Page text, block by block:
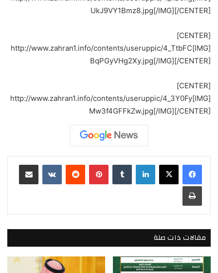
UkJ9VY1Bmz8.jpg[/IMG][/CENTER]
[CENTER]
[IMG]http://www.zahran1.info/contents/useruppic/4_TtbFC
BqPGyVHg2Xy.jpg[/IMG][/CENTER]
[CENTER]
[IMG]http://www.zahran1.info/contents/useruppic/4_3Y0Fy
Mw3f4GFFkZw.jpg[/IMG][/CENTER]
لينكدإن بينتيريست مشاركة عبر البريد
طباعة
مقالات ذات صلة